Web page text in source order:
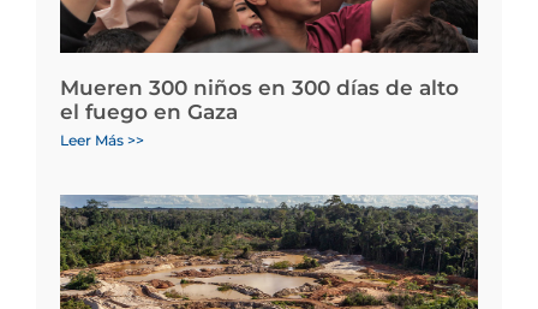
Mueren 300 niños en 300 días de alto
el fuego en Gaza
Leer Más >>